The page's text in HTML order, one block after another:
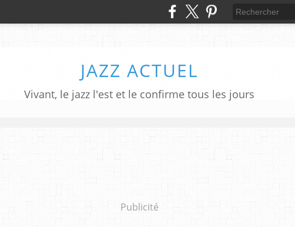
JAZZ ACTUEL
Vivant, le jazz l'est et le confirme tous les jours
Publicité